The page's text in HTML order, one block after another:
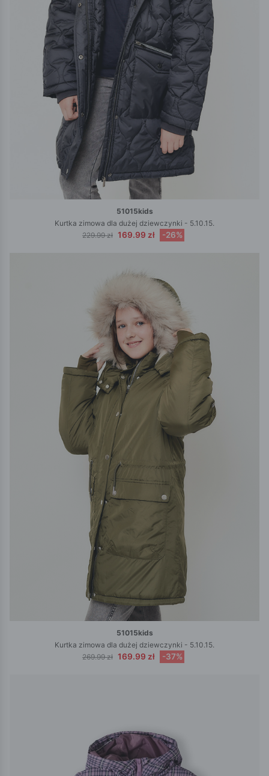
51015kids
Kurtka zimowa dla dużej dziewczynki - 5.10.15.
229.99 zł 169.99 zł -26%
51015kids
Kurtka zimowa dla dużej dziewczynki - 5.10.15.
269.99 zł 169.99 zł -37%